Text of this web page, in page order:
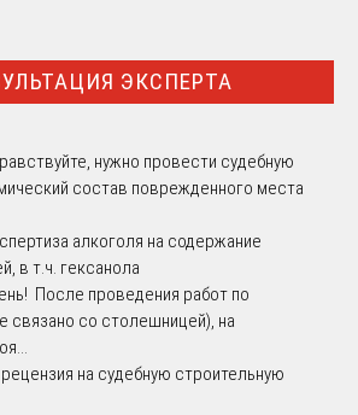
ЭКСПЕРТА
нужно провести судебную
состав поврежденного места
алкоголя на содержание
в т.ч. гексанола
После проведения работ по
связано со столешницей), на
на судебную строительную